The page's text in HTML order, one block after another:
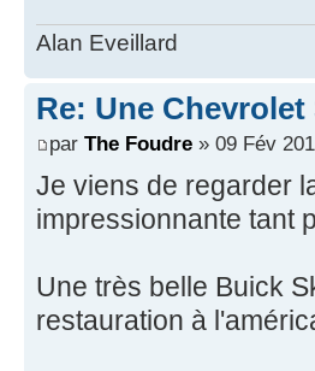
Alan Eveillard
Re: Une
par The Foudre » 09 Fév
Je viens de regarder
impressionnante tant
Une très belle Buick
restauration à